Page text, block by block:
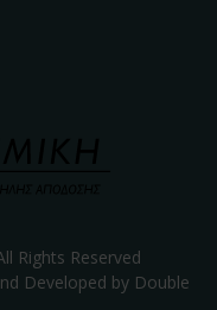
Rights Reserved
Developed by Double